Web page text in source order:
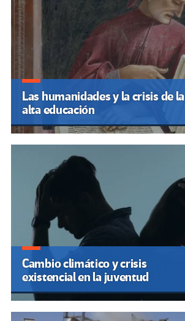
Las humanidades y la crisis de la
alta educación
Cambio climático y crisis
existencial en la juventud